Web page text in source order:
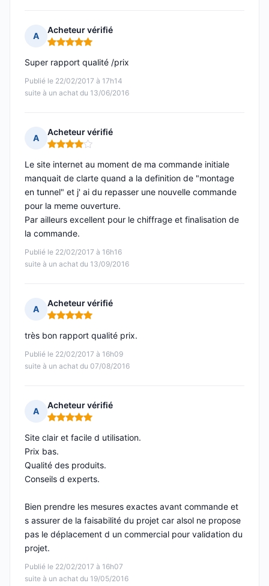
A
Acheteur vérifié
Note : 5 sur 5
Publié le 22/02/2017 à 17h14
suite à un achat du 13/06/2016
Super rapport qualité /prix
A
Acheteur vérifié
Note : 4 sur 5
Publié le 22/02/2017 à 16h16
suite à un achat du 13/09/2016
Le site internet au moment de ma commande initiale
manquait de clarte quand a la definition de "montage
en tunnel" et j' ai du repasser une nouvelle commande
pour la meme ouverture.
Par ailleurs excellent pour le chiffrage et finalisation de
la commande.
A
Acheteur vérifié
Note : 5 sur 5
Publié le 22/02/2017 à 16h09
suite à un achat du 07/08/2016
très bon rapport qualité prix.
A
Acheteur vérifié
Note : 5 sur 5
Publié le 22/02/2017 à 16h07
suite à un achat du 19/05/2016
Site clair et facile d utilisation.
Prix bas.
Qualité des produits.
Conseils d experts.
Bien prendre les mesures exactes avant commande et
s assurer de la faisabilité du projet car alsol ne propose
pas le déplacement d un commercial pour validation du
projet.